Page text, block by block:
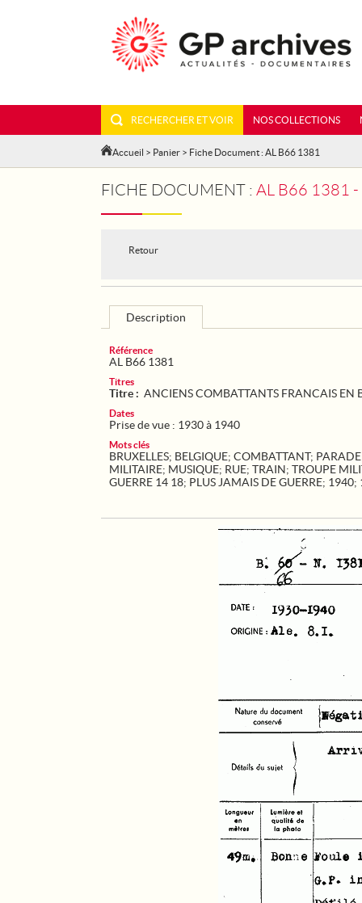
RECHERCHER ET VOIR NOS COLLECTIONS
Accueil > Panier > Fiche Document : AL B66 1381
FICHE DOCUMENT : AL B66 1381 -
Retour
Description
Référence
AL B66 1381
Titres
Titre : ANCIENS COMBATTANTS FRANCAIS EN
Dates
Prise de vue : 1930 à 1940
Mots clés
BRUXELLES; BELGIQUE; COMBATTANT; PARADE
MILITAIRE; MUSIQUE; RUE; TRAIN; TROUPE
GUERRE 14 18; PLUS JAMAIS DE GUERRE; 1940;